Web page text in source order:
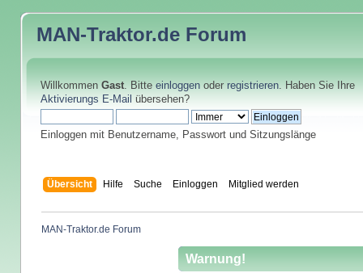
MAN-Traktor.de Forum
Willkommen Gast. Bitte einloggenoder registrieren. Haben Sie Ihre
Aktivierungs E-Mail übersehen?
Einloggen mit Benutzername, Passwort und Sitzungslänge
Übersicht Hilfe Suche Einloggen Mitglied werden
MAN-Traktor.de Forum
Warnung!